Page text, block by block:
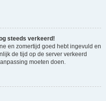
steeds verkeerd!
en zomertijd goed hebt ingevuld en
de tijd op de server verkeerd
moeten doen.